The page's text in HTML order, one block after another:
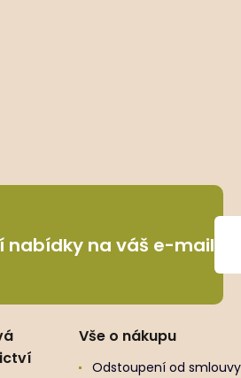
nabídky na váš e-mail
Vše o nákupu
Odstoupení od smlouvy